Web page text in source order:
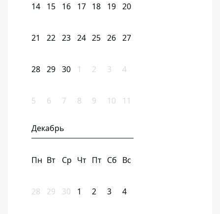
14 15 16 17 18 19 20
21 22 23 24 25 26 27
28 29 30 1 2 3 4
5 6 7 8 9 10 11
Декабрь
Пн Вт Ср Чт Пт Сб Вс
28 29 30 1 2 3 4